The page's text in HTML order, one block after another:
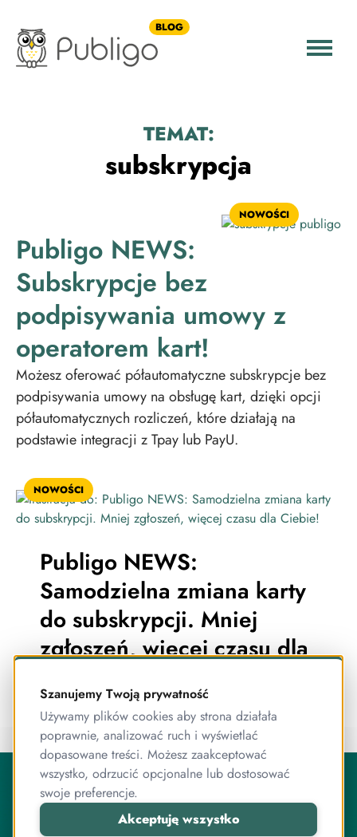
BLOG
TEMAT:
subskrypcja
NOWOŚCI
Publigo NEWS:
Subskrypcje bez
podpisywania umowy z
operatorem kart!
Możesz oferować półautomatyczne subskrypcje bez
podpisywania umowy na obsługę kart, dzięki opcji
półautomatycznych rozliczeń, które działają na
podstawie integracji z Tpay lub PayU.
NOWOŚCI
Publigo NEWS:
Samodzielna zmiana karty
do subskrypcji. Mniej
zgłoszeń, więcej czasu dla
O Publigo
Publigo to rozwiązanie opracowane przez stabilny
zespół przyjaciół, którzy jednocześnie są ekspertami od
programowania.
Szanujemy Twoją prywatność
Używamy plików cookies aby strona działała
poprawnie, analizować ruch i wyświetlać
dopasowane treści. Możesz zaakceptować
wszystko, odrzucić opcjonalne lub dostosować
swoje preferencje.
Akceptuję wszystko